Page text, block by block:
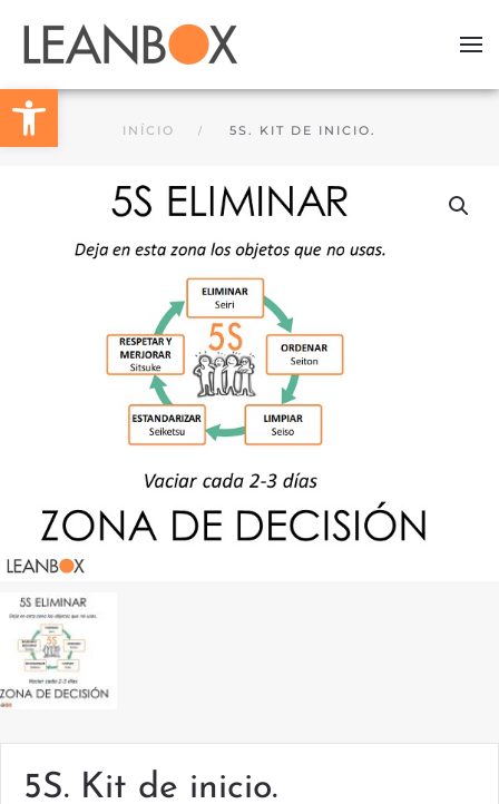
Barra de Ferramentas Aberta
Skip to main content
INÍCIO 5S. KIT DE INICIO.
5S. Kit de inicio.